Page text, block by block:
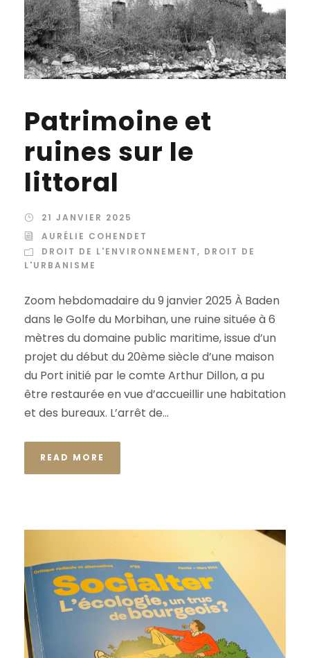
Patrimoine et
ruines sur le
littoral
21 JANVIER 2025
AURÉLIE COHENDET
DROIT DE L'ENVIRONNEMENT, DROIT DE
L'URBANISME
Zoom hebdomadaire du 9 janvier 2025 À Baden
dans le Golfe du Morbihan, une ruine située à 6
mètres du domaine public maritime, issue d’un
projet du début du 20ème siècle d’une maison
du Port initié par le comte Arthur Dillon, a pu
être restaurée en vue d’accueillir une habitation
et des bureaux. L’arrêt de...
READ MORE